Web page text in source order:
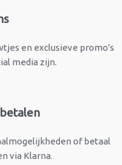
en exclusieve promo's
media zijn.
of betaal
via Klarna.